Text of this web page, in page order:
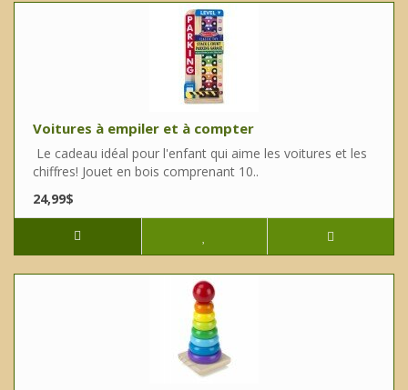
Voitures à empiler et à compter
Le cadeau idéal pour l'enfant qui aime les voitures et les
chiffres! Jouet en bois comprenant 10..
24,99$